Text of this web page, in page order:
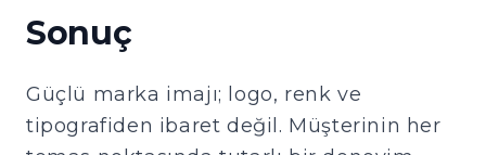
Sonuç
Güçlü marka imajı; logo, renk ve
tipografiden ibaret değil. Müşterinin her